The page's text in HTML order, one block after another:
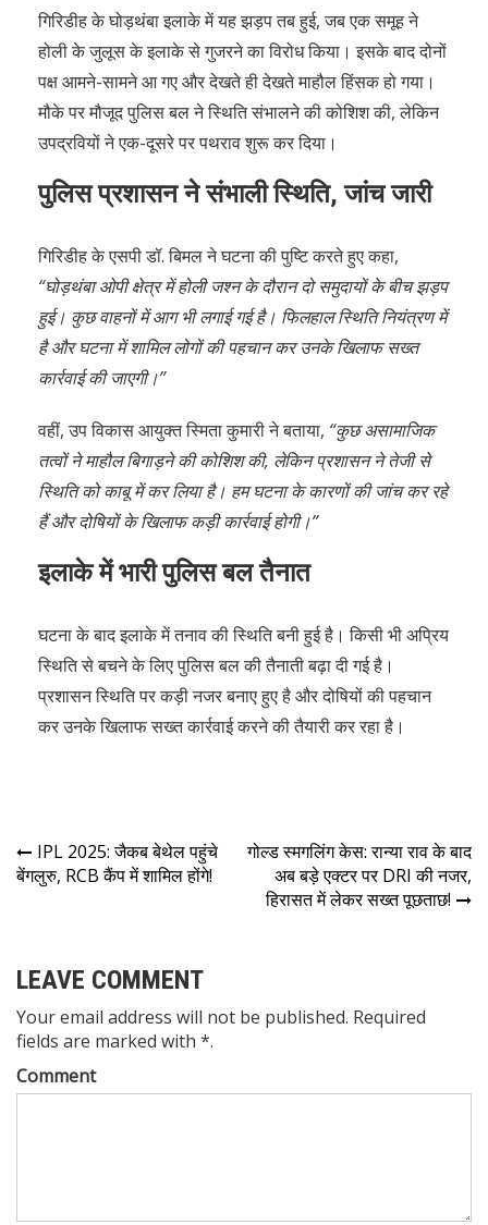
गिरिडीह के घोड़थंबा इलाके में यह झड़प तब हुई, जब एक समूह ने
होली के जुलूस के इलाके से गुजरने का विरोध किया। इसके बाद दोनों
पक्ष आमने-सामने आ गए और देखते ही देखते माहौल हिंसक हो गया।
मौके पर मौजूद पुलिस बल ने स्थिति संभालने की कोशिश की, लेकिन
उपद्रवियों ने एक-दूसरे पर पथराव शुरू कर दिया।
पुलिस प्रशासन ने संभाली स्थिति, जांच जारी
गिरिडीह के एसपी डॉ. बिमल ने घटना की पुष्टि करते हुए कहा,
“घोड़थंबा ओपी क्षेत्र में होली जश्न के दौरान दो समुदायों के बीच झड़प
हुई। कुछ वाहनों में आग भी लगाई गई है। फिलहाल स्थिति नियंत्रण में
है और घटना में शामिल लोगों की पहचान कर उनके खिलाफ सख्त
कार्रवाई की जाएगी।”
वहीं, उप विकास आयुक्त स्मिता कुमारी ने बताया, “कुछ असामाजिक
तत्वों ने माहौल बिगाड़ने की कोशिश की, लेकिन प्रशासन ने तेजी से
स्थिति को काबू में कर लिया है। हम घटना के कारणों की जांच कर रहे
हैं और दोषियों के खिलाफ कड़ी कार्रवाई होगी।”
इलाके में भारी पुलिस बल तैनात
घटना के बाद इलाके में तनाव की स्थिति बनी हुई है। किसी भी अप्रिय
स्थिति से बचने के लिए पुलिस बल की तैनाती बढ़ा दी गई है।
प्रशासन स्थिति पर कड़ी नजर बनाए हुए है और दोषियों की पहचान
कर उनके खिलाफ सख्त कार्रवाई करने की तैयारी कर रहा है।
IPL 2025: जैकब बेथेल पहुंचे
बेंगलुरु, RCB कैंप में शामिल होंगे!
गोल्ड स्मगलिंग केस: रान्या राव के बाद
अब बड़े एक्टर पर DRI की नजर,
हिरासत में लेकर सख्त पूछताछ!
LEAVE COMMENT
Your email address will not be published. Required
fields are marked with *.
Comment